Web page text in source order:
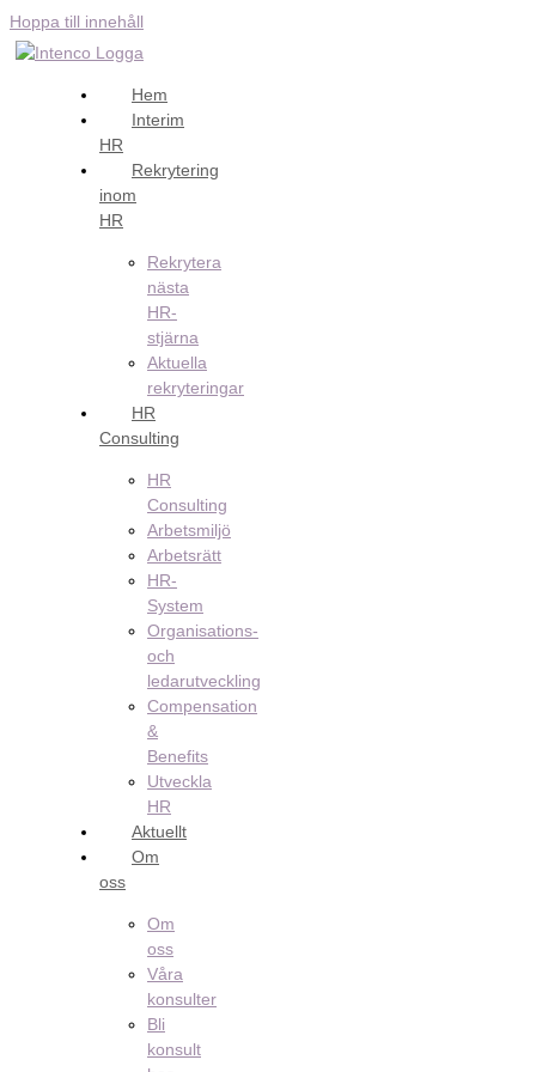
Hoppa till innehåll
Hem
Interim
HR
Rekrytering
inom
HR
Rekrytera
nästa
HR-
stjärna
Aktuella
rekryteringar
HR
Consulting
HR
Consulting
Arbetsmiljö
Arbetsrätt
HR-
System
Organisations-
och
ledarutveckling
Compensation
&
Benefits
Utveckla
HR
Aktuellt
Om
oss
Om
oss
Våra
konsulter
Bli
konsult